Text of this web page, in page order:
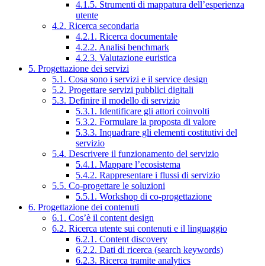
4.1.5. Strumenti di mappatura dell’esperienza
utente
4.2. Ricerca secondaria
4.2.1. Ricerca documentale
4.2.2. Analisi benchmark
4.2.3. Valutazione euristica
5. Progettazione dei servizi
5.1. Cosa sono i servizi e il service design
5.2. Progettare servizi pubblici digitali
5.3. Definire il modello di servizio
5.3.1. Identificare gli attori coinvolti
5.3.2. Formulare la proposta di valore
5.3.3. Inquadrare gli elementi costitutivi del
servizio
5.4. Descrivere il funzionamento del servizio
5.4.1. Mappare l’ecosistema
5.4.2. Rappresentare i flussi di servizio
5.5. Co-progettare le soluzioni
5.5.1. Workshop di co-progettazione
6. Progettazione dei contenuti
6.1. Cos’è il content design
6.2. Ricerca utente sui contenuti e il linguaggio
6.2.1. Content discovery
6.2.2. Dati di ricerca (search keywords)
6.2.3. Ricerca tramite analytics